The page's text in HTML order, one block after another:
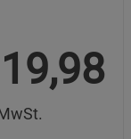
19,98